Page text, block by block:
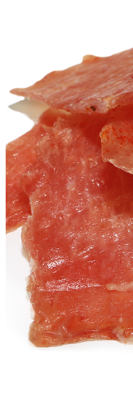
Главная
Каталог
Деликатесы
Сырокопченые
Чипсы мясные из